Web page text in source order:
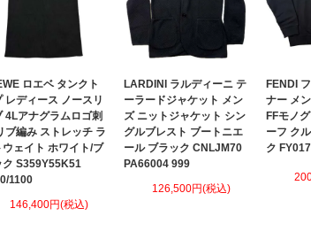
ロエベ タンクト
レディース ノースリ
4Lアナグラムロゴ刺
ブ編み ストレッチ ラ
ウェイト ホワイト/ブ
ク S359Y55K51
1100
146,400円(税込)
LARDINI ラルディーニ テ
ーラードジャケット メン
ズ ニットジャケット シン
グルブレスト ブートニエ
ール ブラック CNLJM70
PA66004 999
126,500円(税込)
FENDI
ナー メ
FFモノ
ーフ ク
ク